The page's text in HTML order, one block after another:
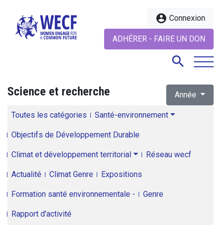
account_circle Connexion
ADHÉRER - FAIRE UN DON
search
Science et recherche Année
Toutes les catégories Santé-environnement
Objectifs de Développement Durable
Climat et développement territorial Réseau wecf
Actualité Climat Genre Expositions
Formation santé environnementale - Genre
Rapport d'activité